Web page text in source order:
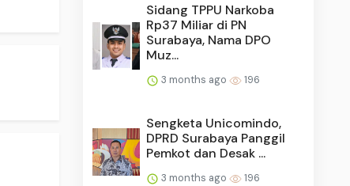
Sidang TPPU Narkoba
Rp37 Miliar di PN
Surabaya, Nama DPO
Muz...
3 months ago 196
Sengketa Unicomindo,
DPRD Surabaya Panggil
Pemkot dan Desak ...
3 months ago 196